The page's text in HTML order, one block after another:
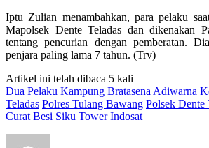
Iptu Zulian menambahkan, para pelaku
Mapolsek Dente Teladas dan dikenakan
tentang pencurian dengan pemberatan.
penjara paling lama 7 tahun. (Trv)
Artikel ini telah dibaca 5 kali
Dua Pelaku Kampung Bratasena Adiwarna
Teladas Polres Tulang Bawang Polsek Dente
Curat Besi Siku Tower Indosat